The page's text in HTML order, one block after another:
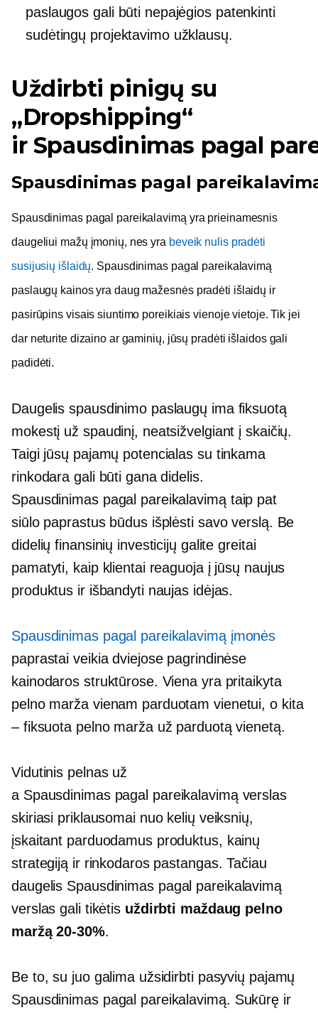
paslaugos gali būti nepajėgios patenkinti
sudėtingų projektavimo užklausų.
Uždirbti pinigų su
„Dropshipping“
ir Spausdinimas pagal
Spausdinimas pagal
Spausdinimas pagal pareikalavimąyra prieinamesnis
daugeliui mažų įmonių, nes yra beveik nulis pradėti
susijusių išlaidų. Spausdinimas pagal pareikalavimą
paslaugų kainos yra daug mažesnės pradėti išlaidų ir
pasirūpins visais siuntimo poreikiais vienoje vietoje. Tik jei
dar neturite dizaino ar gaminių, jūsų pradėti išlaidos gali
padidėti.
Daugelis spausdinimo paslaugų ima fiksuotą
mokestį už spaudinį, neatsižvelgiant į skaičių.
Taigi jūsų pajamų potencialas su tinkama
rinkodara gali būti gana didelis.
Spausdinimas pagal pareikalavimątaip pat
siūlo paprastus būdus išplėsti savo verslą. Be
didelių finansinių investicijų galite greitai
pamatyti, kaip klientai reaguoja į jūsų naujus
produktus ir išbandyti naujas idėjas.
Spausdinimas pagal pareikalavimąįmonės
paprastai veikia dviejose pagrindinėse
kainodaros struktūrose. Viena yra pritaikyta
pelno marža vienam parduotam vienetui, o kita
– fiksuota pelno marža už parduotą vienetą.
Vidutinis pelnas už
a Spausdinimas pagal pareikalavimąverslas
skiriasi priklausomai nuo kelių veiksnių,
įskaitant parduodamus produktus, kainų
strategiją ir rinkodaros pastangas. Tačiau
daugelis Spausdinimas pagal pareikalavimą
verslas gali tikėtis uždirbti maždaug pelno
maržą20-30%.
Be to, su juo galima užsidirbti pasyvių pajamų
Spausdinimas pagal pareikalavimą. Sukūrę ir